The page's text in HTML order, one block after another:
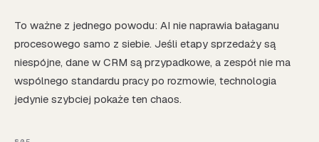
To ważne z jednego powodu: AI nie naprawia bałaganu
procesowego samo z siebie. Jeśli etapy sprzedaży są
niespójne, dane w CRM są przypadkowe, a zespół nie ma
wspólnego standardu pracy po rozmowie, technologia
jedynie szybciej pokaże ten chaos.